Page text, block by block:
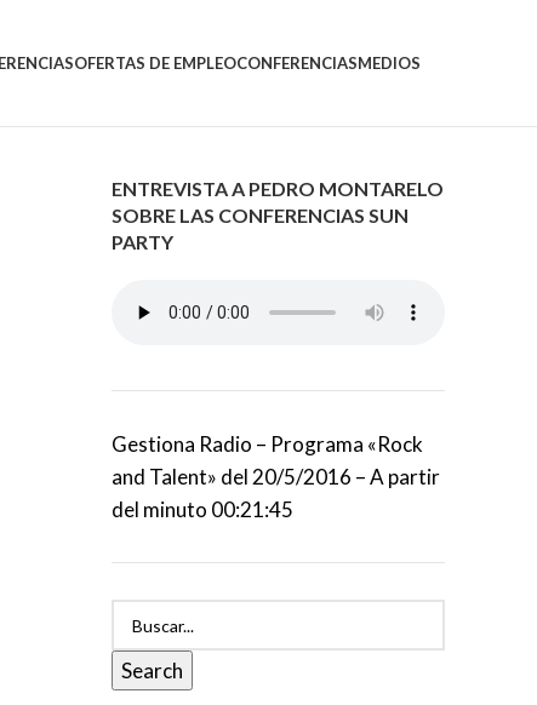
OFERTAS DE EMPLEOCONFERENCIASMEDIOS
ENTREVISTA A PEDRO MONTARELO
SOBRE LAS CONFERENCIAS SUN
PARTY
Gestiona Radio – Programa «Rock
and Talent» del 20/5/2016 – A partir
del minuto 00:21:45
Search